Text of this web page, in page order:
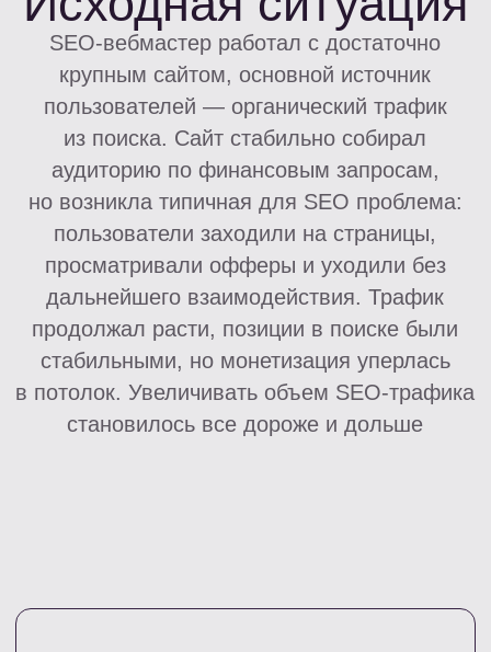
Задача:
Увеличить доход на уже
имеющемся трафике за счет:
Повышения ценности уже
имеющегося пользователя
Увеличения глубины
взаимодействия с витриной
Повышения RPM без
изменений в SEO-
структуре сайта
Простыми словами — увеличить
в рост SEO-трафика